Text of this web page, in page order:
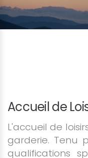
Accueil de
L'accueil de
garderie. Tenu
qualifications